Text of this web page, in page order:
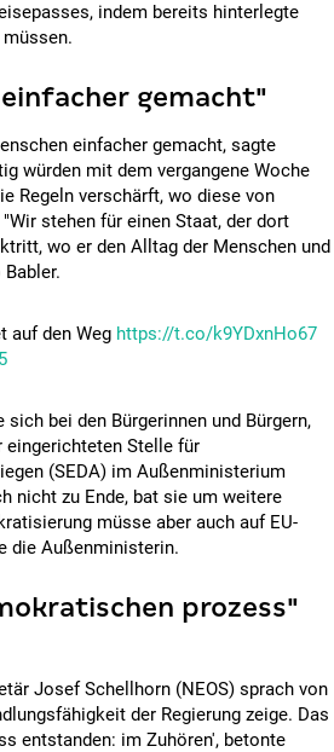
indem bereits hinterlegte
gemacht"
einfacher gemacht, sagte
würden mit dem vergangene Woche
Regeln verschärft, wo diese von
stehen für einen Staat, der dort
wo er den Alltag der Menschen und
auf den Weg https://t.co/k9YDxnHo67
bei den Bürgerinnen und Bürgern,
eingerichteten Stelle für
(SEDA) im Außenministerium
nicht zu Ende, bat sie um weitere
müsse aber auch auf EU-
die Außenministerin.
prozess"
Josef Schellhorn (NEOS) sprach von
der Regierung zeige. Das
entstanden: im Zuhören', betonte